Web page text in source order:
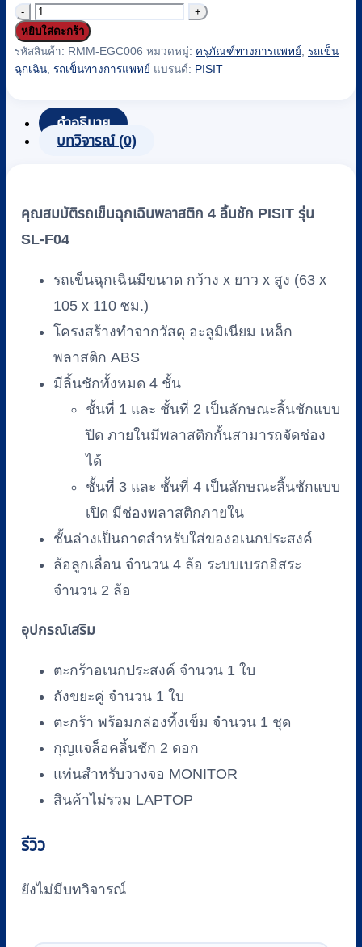
จำนวน
รถ
เข็น
4
PISIT
รุ่น
F04
หยิบใส่ตะกร้า
รหัสสินค้า: RMM-EGC006 หมวดหมู่: ครุภัณฑ์ทางการแพทย์ รถเข็น
ฉุกเฉิน รถเข็นทางการแพทย์ แบรนด์: PISIT
คำอธิบาย
บทวิจารณ์ (0)
คุณสมบัติรถเข็นฉุกเฉินพลาสติก 4 ลิ้นชัก PISIT รุ่น
SL-F04
รถเข็นฉุกเฉินมีขนาด กว้าง x ยาว x สูง (63 x
105 x 110 ซม.)
โครงสร้างทำจากวัสดุ อะลูมิเนียม เหล็ก
พลาสติก ABS
มีลิ้นชักทั้งหมด 4 ชั้น
ชั้นที่ 1 และ ชั้นที่ 2 เป็นลักษณะลิ้นชักแบบ
ปิด ภายในมีพลาสติกกั้นสามารถจัดช่อง
ได้
ชั้นที่ 3 และ ชั้นที่ 4 เป็นลักษณะลิ้นชักแบบ
เปิด มีช่องพลาสติกภายใน
ชั้นล่างเป็นถาดสำหรับใส่ของอเนกประสงค์
ล้อลูกเลื่อน จำนวน 4 ล้อ ระบบเบรกอิสระ
จำนวน 2 ล้อ
อุปกรณ์เสริม
ตะกร้าอเนกประสงค์ จำนวน 1 ใบ
ถังขยะคู่ จำนวน 1 ใบ
ตะกร้า พร้อมกล่องทิ้งเข็ม จำนวน 1 ชุด
กุญแจล็อคลิ้นชัก 2 ดอก
แท่นสำหรับวางจอ MONITOR
สินค้าไม่รวม LAPTOP
รีวิว
ยังไม่มีบทวิจารณ์